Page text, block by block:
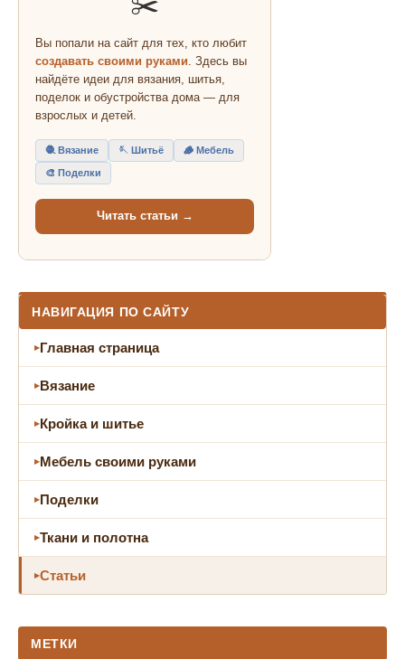
Вы попали на сайт для тех, кто любит
создавать своими руками. Здесь вы
найдёте идеи для вязания, шитья,
поделок и обустройства дома — для
взрослых и детей.
🧶 Вязание 🪡 Шитьё 🪵 Мебель
🎨 Поделки
Читать статьи →
НАВИГАЦИЯ ПО САЙТУ
Главная страница
Вязание
Кройка и шитье
Мебель своими руками
Поделки
Ткани и полотна
Статьи
МЕТКИ